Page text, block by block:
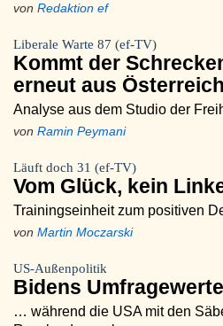
von Redaktion ef
Liberale Warte 87 (ef-TV)
Kommt der
erneut aus
Analyse aus dem Studio der
von Ramin Peymani
Läuft doch 31 (ef-TV)
Vom Glück, kein
Trainingseinheit zum positiven
von Martin Moczarski
US-Außenpolitik
Bidens
… während die USA mit den